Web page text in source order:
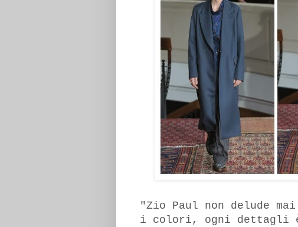
"Zio Paul non delude
i colori, ogni dettagli è